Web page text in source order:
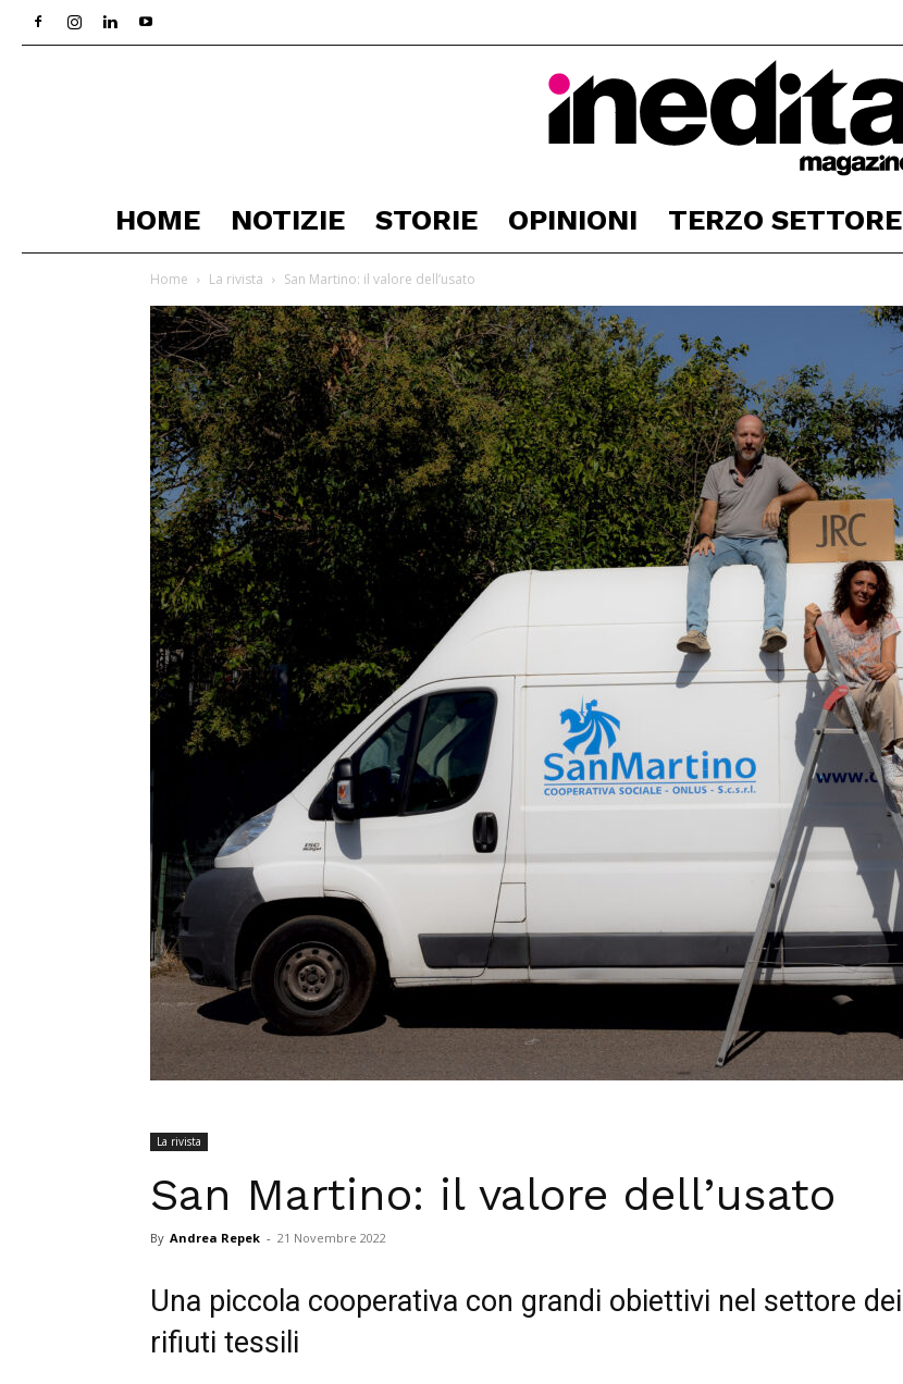
Inedita
Magazine
HOME NOTIZIE STORIE OPINIONI TERZO SETTORE
Home La rivista San Martino: il valore dell’usato
La rivista
San Martino: il valore dell’usato
By Andrea Repek - 21 Novembre 2022
Una piccola cooperativa con grandi obiettivi nel settore dei
rifiuti tessili